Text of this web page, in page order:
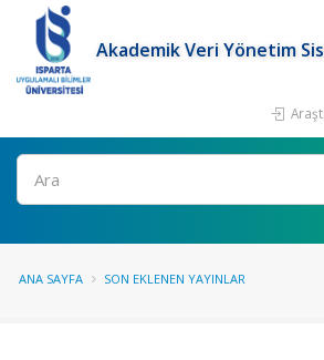
Akademik Veri Yönetim
Ara
ANA SAYFA SON EKLENEN YAYINLAR